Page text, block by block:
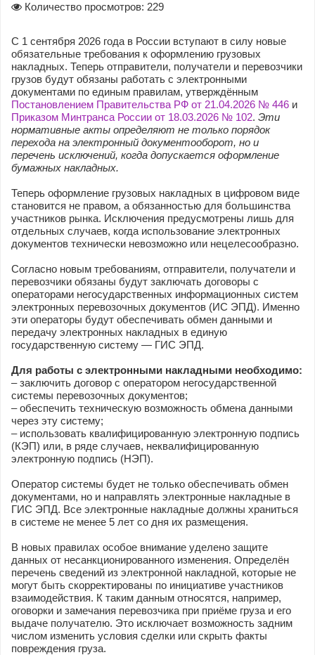
Количество просмотров: 229
С 1 сентября 2026 года в России вступают в силу новые
обязательные требования к оформлению грузовых
накладных. Теперь отправители, получатели и перевозчики
грузов будут обязаны работать с электронными
документами по единым правилам, утверждённым
Постановлением Правительства РФ от 21.04.2026 № 446 и
Приказом Минтранса России от 18.03.2026 № 102. Эти
нормативные акты определяют не только порядок
перехода на электронный документооборот, но и
перечень исключений, когда допускается оформление
бумажных накладных.
Теперь оформление грузовых накладных в цифровом виде
становится не правом, а обязанностью для большинства
участников рынка. Исключения предусмотрены лишь для
отдельных случаев, когда использование электронных
документов технически невозможно или нецелесообразно.
Согласно новым требованиям, отправители, получатели и
перевозчики обязаны будут заключать договоры с
операторами негосударственных информационных систем
электронных перевозочных документов (ИС ЭПД). Именно
эти операторы будут обеспечивать обмен данными и
передачу электронных накладных в единую
государственную систему — ГИС ЭПД.
Для работы с электронными накладными необходимо:
– заключить договор с оператором негосударственной
системы перевозочных документов;
– обеспечить техническую возможность обмена данными
через эту систему;
– использовать квалифицированную электронную подпись
(КЭП) или, в ряде случаев, неквалифицированную
электронную подпись (НЭП).
Оператор системы будет не только обеспечивать обмен
документами, но и направлять электронные накладные в
ГИС ЭПД. Все электронные накладные должны храниться
в системе не менее 5 лет со дня их размещения.
В новых правилах особое внимание уделено защите
данных от несанкционированного изменения. Определён
перечень сведений из электронной накладной, которые не
могут быть скорректированы по инициативе участников
взаимодействия. К таким данным относятся, например,
оговорки и замечания перевозчика при приёме груза и его
выдаче получателю. Это исключает возможность задним
числом изменить условия сделки или скрыть факты
повреждения груза.